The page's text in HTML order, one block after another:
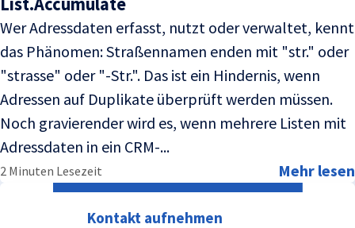
Wer Adressdaten erfasst, nutzt oder verwaltet, kennt
das Phänomen: Straßennamen enden mit "str." oder
"strasse" oder "-Str.". Das ist ein Hindernis, wenn
Adressen auf Duplikate überprüft werden müssen.
Noch gravierender wird es, wenn mehrere Listen mit
Adressdaten in ein CRM-...
2 Minuten Lesezeit Mehr lesen
Kontakt aufnehmen